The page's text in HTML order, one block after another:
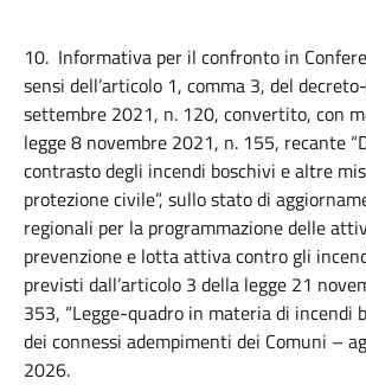
10. Informativa per il confronto in
sensi dell’articolo 1, comma 3, del
settembre 2021, n. 120, convertito, con
legge 8 novembre 2021, n. 155, recante
contrasto degli incendi boschivi e altre
protezione civile”, sullo stato di
regionali per la programmazione delle
prevenzione e lotta attiva contro gli
previsti dall’articolo 3 della legge 21
353, “Legge-quadro in materia di incendi
dei connessi adempimenti dei Comuni –
2026.